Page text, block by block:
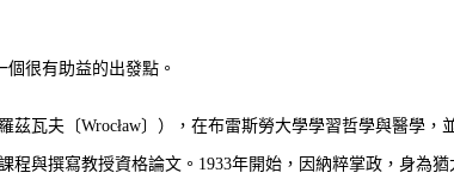
很有助益的出發點。
瓦夫〔Wrocław〕），在布雷斯勞大學學習哲學與醫學
與撰寫教授資格論文。1933年開始，因納粹掌政，身為